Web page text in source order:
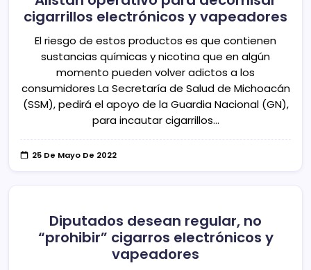
cigarrillos electrónicos y vapeadores
El riesgo de estos productos es que contienen
sustancias químicas y nicotina que en algún
momento pueden volver adictos a los
consumidores La Secretaría de Salud de Michoacán
(SSM), pedirá el apoyo de la Guardia Nacional (GN),
para incautar cigarrillos…
25 De Mayo De 2022
Diputados desean regular, no
“prohibir” cigarros electrónicos y
vapeadores